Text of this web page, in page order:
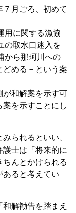
月ごろ、初めて
用に関する漁協
取水口迷入を
から那珂川への
める－という案
和解案を示す可
を示すことにし
られるといい、
士は「将来的に
んとかけられる
あると考えてい
解勧告を踏まえ